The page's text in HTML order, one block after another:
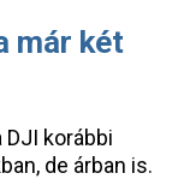
már két
korábbi
de árban is.